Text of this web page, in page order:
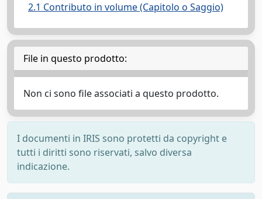
2.1 Contributo in volume (Capitolo o Saggio)
File in questo prodotto:
Non ci sono file associati a questo prodotto.
I documenti in IRIS sono protetti da copyright e
tutti i diritti sono riservati, salvo diversa
indicazione.